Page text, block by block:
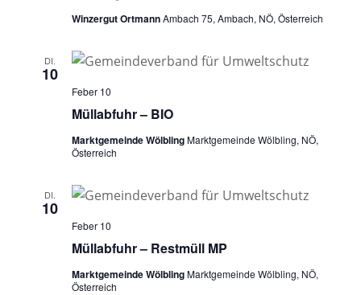
Winzergut OrtmannAmbach 75, Ambach, NÖ, Österreich
DI.
10
Müllabfuhr – BIO
Feber 10
Marktgemeinde WölblingMarktgemeinde Wölbling, NÖ,
Österreich
DI.
10
Müllabfuhr – Restmüll MP
Feber 10
Marktgemeinde WölblingMarktgemeinde Wölbling, NÖ,
Österreich